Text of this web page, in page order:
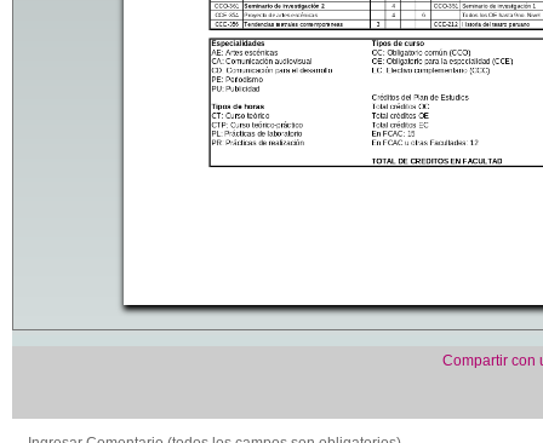
Compartir con